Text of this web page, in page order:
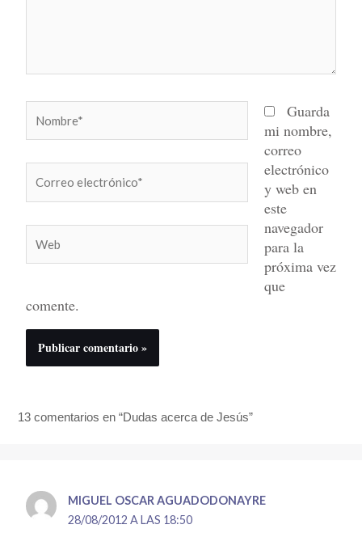
electrónico*
Guarda
mi nombre,
correo
electrónico
y web en
este
navegador
para la
próxima vez
que
comente.
13 comentarios en “Dudas acerca de Jesús”
MIGUEL OSCAR AGUADODONAYRE
28/08/2012 A LAS 18:50